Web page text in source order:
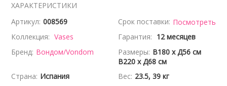
ХАРАКТЕРИСТИКИ
Артикул: 008569 Срок поставки: Посмотреть
Коллекция: Vases Гарантия: 12 месяцев
Бренд: Вондом/Vondom Размеры: В180 x Д56 см
В220 x Д68 см
Страна: Испания Вес: 23.5, 39 кг